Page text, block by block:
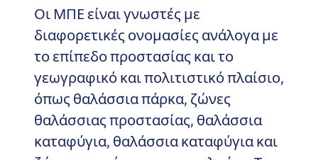
Οι ΜΠΕ είναι γνωστές με
διαφορετικές ονομασίες ανάλογα με
το επίπεδο προστασίας και το
γεωγραφικό και πολιτιστικό πλαίσιο,
όπως θαλάσσια πάρκα, ζώνες
θαλάσσιας προστασίας, θαλάσσια
καταφύγια, θαλάσσια καταφύγια και